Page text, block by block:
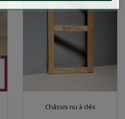
Châssis nu à clés